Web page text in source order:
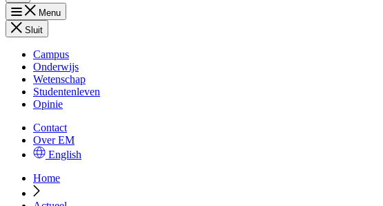
Menu
Sluit
Campus
Onderwijs
Wetenschap
Studentenleven
Opinie
Contact
Over EM
English
Home